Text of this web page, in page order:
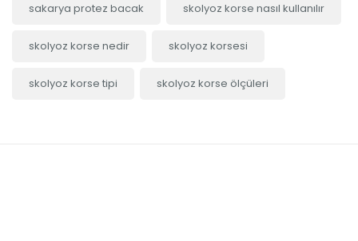
sakarya protez bacak skolyoz korse nasıl kullanılır
skolyoz korse nedir skolyoz korsesi
skolyoz korse tipi skolyoz korse ölçüleri